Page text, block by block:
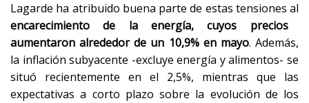
Lagarde ha atribuido buena parte de estas tensiones al
encarecimiento de la energía, cuyos precios
aumentaron alrededor de un 10,9% en mayo. Además,
la inflación subyacente -excluye energía y alimentos- se
situó recientemente en el 2,5%, mientras que las
expectativas a corto plazo sobre la evolución de los